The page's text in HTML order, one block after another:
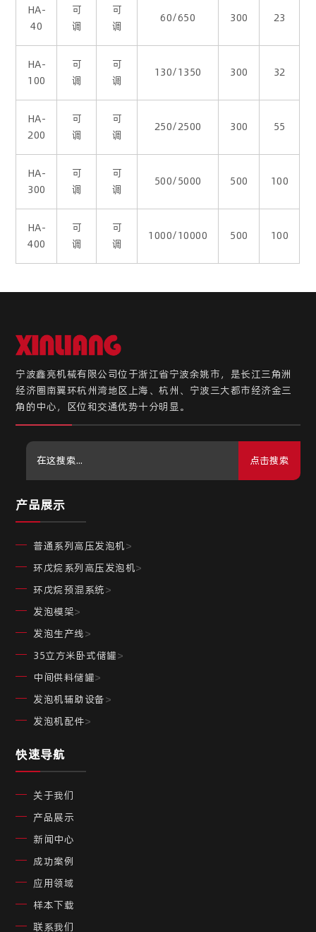
HA-
40
可
调
可
调
60/650 300 23
HA-
100
可
调
可
调
130/1350 300 32
HA-
200
可
调
可
调
250/2500 300 55
HA-
300
可
调
可
调
500/5000 500 100
HA-
400
可
调
可
调
1000/10000 500 100
宁波鑫亮机械有限公司位于浙江省宁波余姚市，是长江三角洲
经济圈南翼环杭州湾地区上海、杭州、宁波三大都市经济金三
角的中心，区位和交通优势十分明显。
点击搜索
产品展示
普通系列高压发泡机>
环戊烷系列高压发泡机>
环戊烷预混系统>
发泡模架>
发泡生产线>
35立方米卧式储罐>
中间供料储罐>
发泡机辅助设备>
发泡机配件>
快速导航
关于我们
产品展示
新闻中心
成功案例
应用领域
样本下载
联系我们